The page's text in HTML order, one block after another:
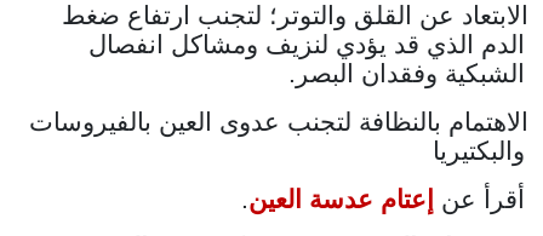
الابتعاد عن القلق والتوتر؛ لتجنب ارتفاع ضغط
الدم الذي قد يؤدي لنزيف ومشاكل انفصال
الشبكية وفقدان البصر.
الاهتمام بالنظافة لتجنب عدوى العين بالفيروسات
والبكتيريا
أقرأ عن إعتام عدسة العين.